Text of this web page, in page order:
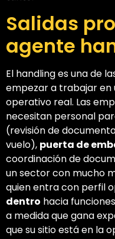
Salidas
agente
El handling es una de
empezar a trabajar
operativo real. Las
necesitan personal
(revisión de
vuelo), puerta de
coordinación de
un sector con mucho
quien entra con perfil
dentro hacia
a medida que gana
que su sitio está en la